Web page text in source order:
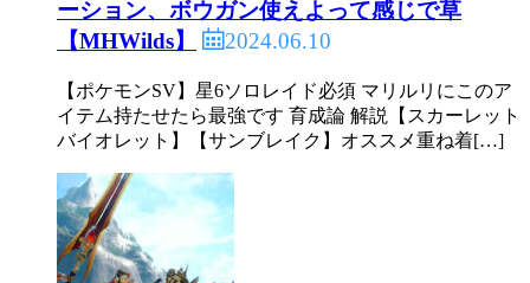
ーション、ボウガン使えよって感じで草
【MHWilds】
2024.06.10
【ポケモンSV】星6ソロレイド必須 マリルリにこのア
イテム持たせたら最強です 育成論 解説【スカーレット
バイオレット】【サンブレイク】オススメ重ね着[…]